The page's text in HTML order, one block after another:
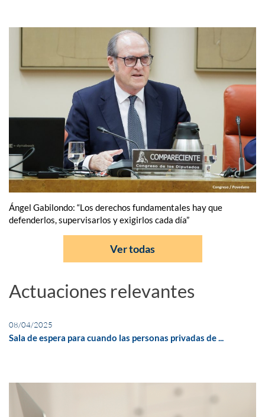
Ángel Gabilondo: “Los derechos fundamentales hay que
defenderlos, supervisarlos y exigirlos cada día”
Ver todas
Actuaciones relevantes
08/04/2025
Sala de espera para cuando las personas privadas de ...